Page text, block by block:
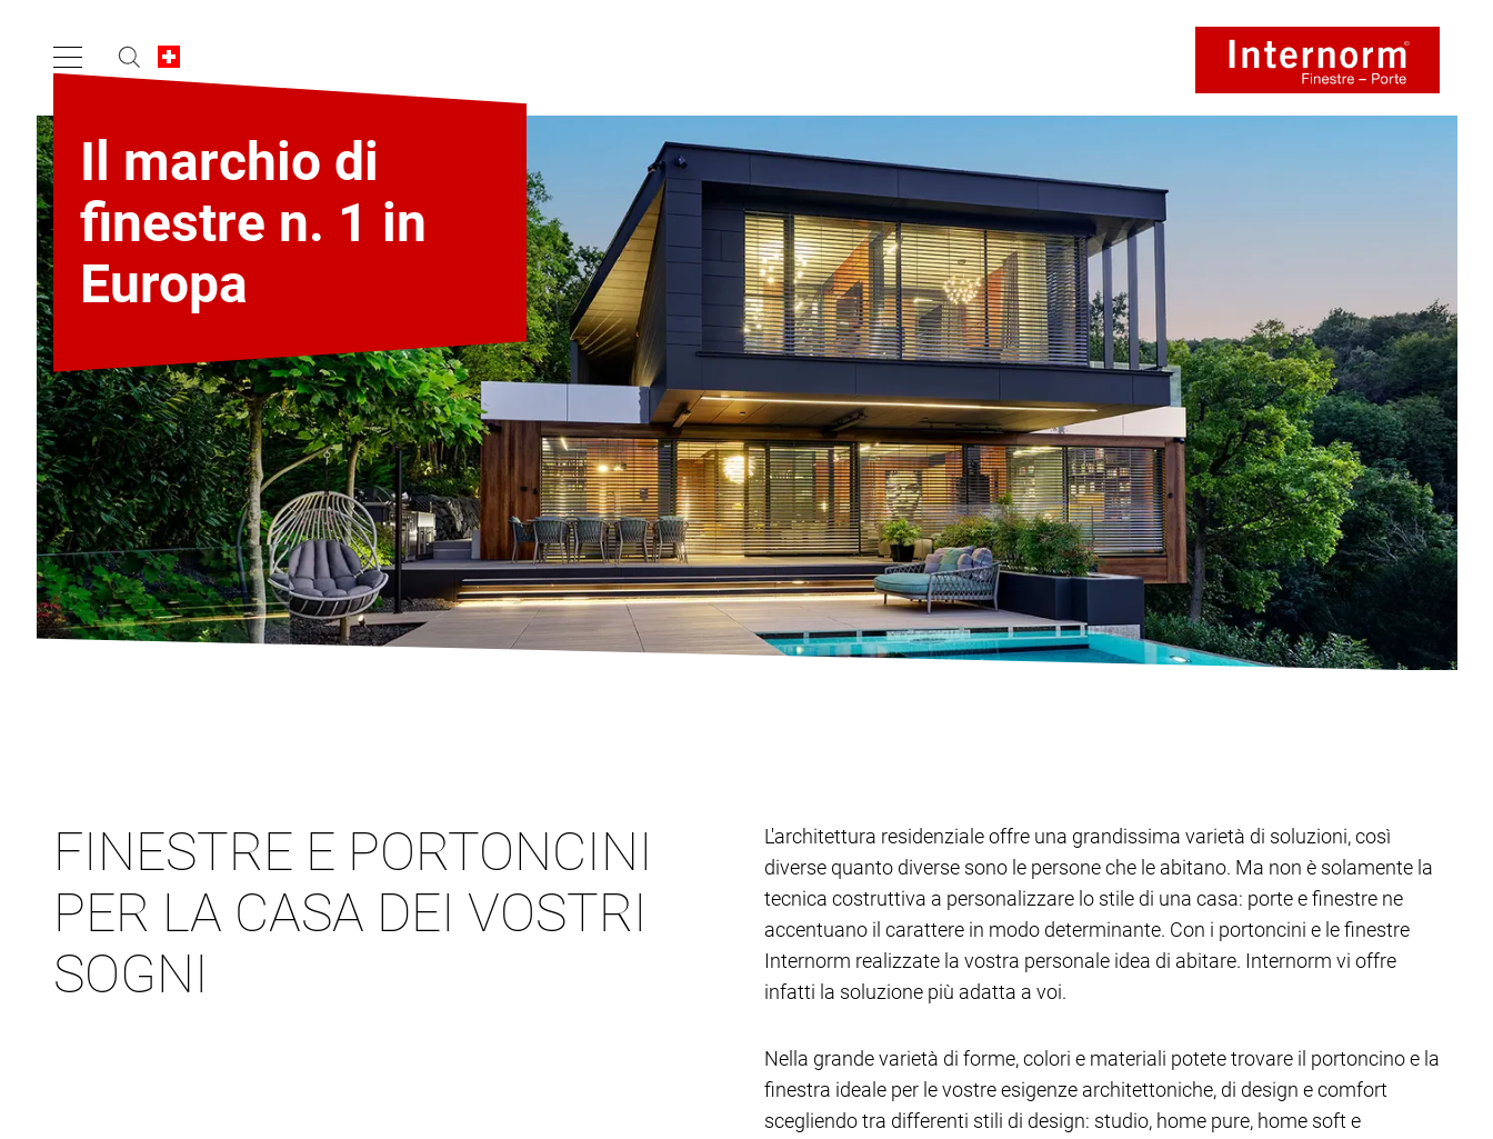
Il marchio di
finestre n. 1 in
Europa
FINESTRE E PORTONCINI
PER LA CASA DEI VOSTRI
SOGNI
L'architettura residenziale offre una grandissima varietà di soluzioni, così
diverse quanto diverse sono le persone che le abitano. Ma non è solamente la
tecnica costruttiva a personalizzare lo stile di una casa: porte e finestre ne
accentuano il carattere in modo determinante. Con i portoncini e le finestre
Internorm realizzate la vostra personale idea di abitare. Internorm vi offre
infatti la soluzione più adatta a voi.
Nella grande varietà di forme, colori e materiali potete trovare il portoncino e la
finestra ideale per le vostre esigenze architettoniche, di design e comfort
scegliendo tra differenti stili di design: studio, home pure, home soft e